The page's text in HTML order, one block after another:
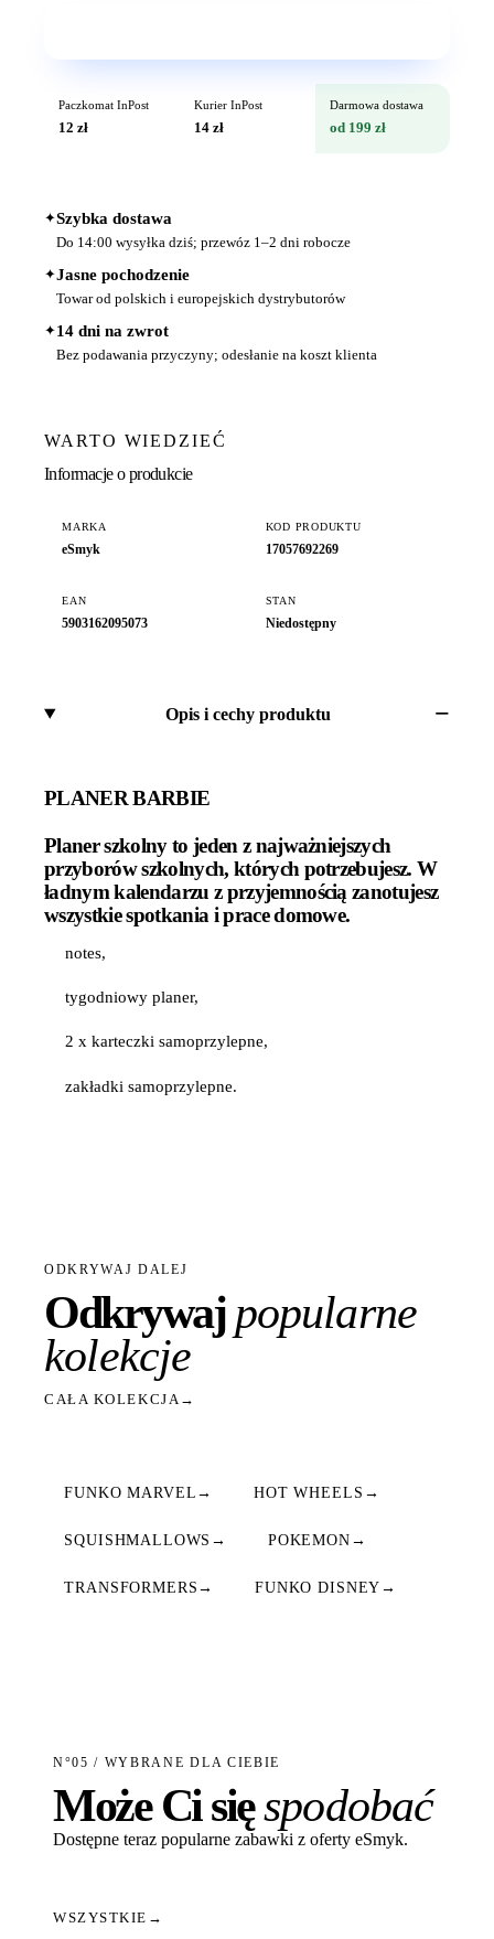
Paczkomat InPost
12 zł
Kurier InPost
14 zł
Darmowa dostawa
od 199 zł
✦Szybka dostawa
Do 14:00 wysyłka dziś; przewóz 1–2 dni robocze
✦Jasne pochodzenie
Towar od polskich i europejskich dystrybutorów
✦14 dni na zwrot
Bez podawania przyczyny; odesłanie na koszt klienta
WARTO WIEDZIEĆ
Informacje o produkcie
MARKA
eSmyk
KOD PRODUKTU
17057692269
EAN
5903162095073
STAN
Niedostępny
Opis i cechy produktu
PLANER BARBIE
Planer szkolny to jeden z najważniejszych
przyborów szkolnych, których potrzebujesz. W
ładnym kalendarzu z przyjemnością zanotujesz
wszystkie spotkania i prace domowe.
notes,
tygodniowy planer,
2 x karteczki samoprzylepne,
zakładki samoprzylepne.
ODKRYWAJ DALEJ
Odkrywajpopularne
kolekcje
CAŁA KOLEKCJA →
FUNKO MARVEL → HOT WHEELS →
SQUISHMALLOWS → POKEMON →
TRANSFORMERS → FUNKO DISNEY →
N°05 / WYBRANE DLA CIEBIE
Może Ci sięspodobać
Dostępne teraz popularne zabawki z oferty eSmyk.
WSZYSTKIE →